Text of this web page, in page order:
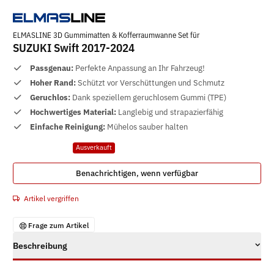
ELMASLINE 3D Gummimatten & Kofferraumwanne Set für
SUZUKI Swift 2017-2024
Passgenau: Perfekte Anpassung an Ihr Fahrzeug!
Hoher Rand:Schützt vor Verschüttungen und Schmutz
Geruchlos: Dank speziellem geruchlosem Gummi (TPE)
Hochwertiges Material: Langlebig und strapazierfähig
Einfache Reinigung: Mühelos sauber halten
Ausverkauft
Benachrichtigen, wenn verfügbar
Artikel vergriffen
Frage zum Artikel
Beschreibung